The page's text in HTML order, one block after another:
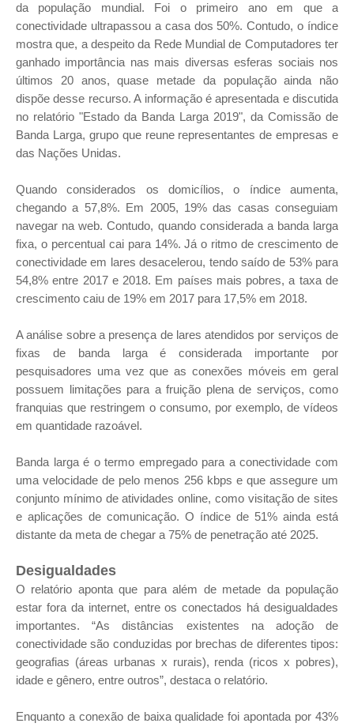
da população mundial. Foi o primeiro ano em que a
conectividade ultrapassou a casa dos 50%. Contudo, o índice
mostra que, a despeito da Rede Mundial de Computadores ter
ganhado importância nas mais diversas esferas sociais nos
últimos 20 anos, quase metade da população ainda não
dispõe desse recurso. A informação é apresentada e discutida
no relatório "Estado da Banda Larga 2019", da Comissão de
Banda Larga, grupo que reune representantes de empresas e
das Nações Unidas.
Quando considerados os domicílios, o índice aumenta,
chegando a 57,8%. Em 2005, 19% das casas conseguiam
navegar na web. Contudo, quando considerada a banda larga
fixa, o percentual cai para 14%. Já o ritmo de crescimento de
conectividade em lares desacelerou, tendo saído de 53% para
54,8% entre 2017 e 2018. Em países mais pobres, a taxa de
crescimento caiu de 19% em 2017 para 17,5% em 2018.
A análise sobre a presença de lares atendidos por serviços de
fixas de banda larga é considerada importante por
pesquisadores uma vez que as conexões móveis em geral
possuem limitações para a fruição plena de serviços, como
franquias que restringem o consumo, por exemplo, de vídeos
em quantidade razoável.
Banda larga é o termo empregado para a conectividade com
uma velocidade de pelo menos 256 kbps e que assegure um
conjunto mínimo de atividades online, como visitação de sites
e aplicações de comunicação. O índice de 51% ainda está
distante da meta de chegar a 75% de penetração até 2025.
Desigualdades
O relatório aponta que para além de metade da população
estar fora da internet, entre os conectados há desigualdades
importantes. “As distâncias existentes na adoção de
conectividade são conduzidas por brechas de diferentes tipos:
geografias (áreas urbanas x rurais), renda (ricos x pobres),
idade e gênero, entre outros”, destaca o relatório.
Enquanto a conexão de baixa qualidade foi apontada por 43%